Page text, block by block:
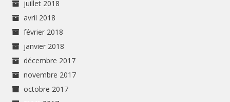
juillet 2018
avril 2018
février 2018
janvier 2018
décembre 2017
novembre 2017
octobre 2017